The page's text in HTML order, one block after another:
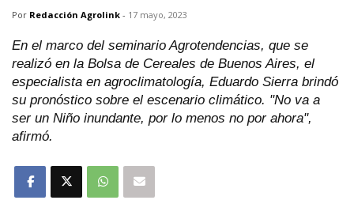
Por Redacción Agrolink - 17 mayo, 2023
En el marco del seminario Agrotendencias, que se
realizó en la Bolsa de Cereales de Buenos Aires, el
especialista en agroclimatología, Eduardo Sierra brindó
su pronóstico sobre el escenario climático. "No va a
ser un Niño inundante, por lo menos no por ahora",
afirmó.